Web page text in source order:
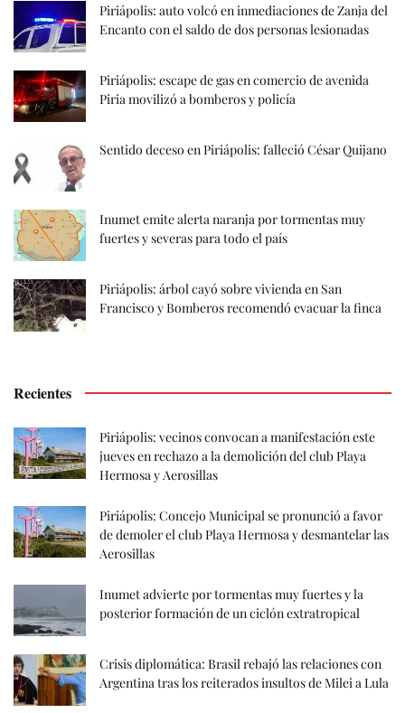
Piriápolis: auto volcó en inmediaciones de Zanja del
Encanto con el saldo de dos personas lesionadas
Piriápolis: escape de gas en comercio de avenida
Piria movilizó a bomberos y policía
Sentido deceso en Piriápolis: falleció César Quijano
Inumet emite alerta naranja por tormentas muy
fuertes y severas para todo el país
Piriápolis: árbol cayó sobre vivienda en San
Francisco y Bomberos recomendó evacuar la finca
Recientes
Piriápolis: vecinos convocan a manifestación este
jueves en rechazo a la demolición del club Playa
Hermosa y Aerosillas
Piriápolis: Concejo Municipal se pronunció a favor
de demoler el club Playa Hermosa y desmantelar las
Aerosillas
Inumet advierte por tormentas muy fuertes y la
posterior formación de un ciclón extratropical
Crisis diplomática: Brasil rebajó las relaciones con
Argentina tras los reiterados insultos de Milei a Lula